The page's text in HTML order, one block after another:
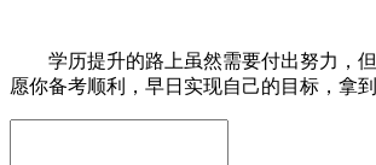
学历提升的路上虽然需要付出努力，但
愿你备考顺利，早日实现自己的目标，拿